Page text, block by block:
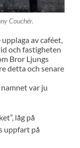
Couchér.
av caféet,
och fastigheten
Bror Ljungs
detta och senare
var ju
låg på
uppfart på